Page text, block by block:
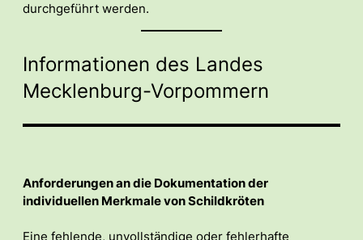
durchgeführt werden.
Informationen des Landes
Mecklenburg-Vorpommern
Anforderungen an die Dokumentation der
individuellen Merkmale von Schildkröten
Eine fehlende, unvollständige oder fehlerhafte